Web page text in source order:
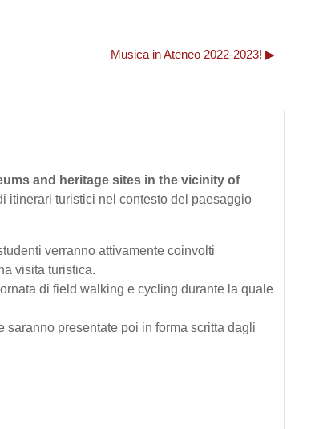
Musica in Ateneo 2022-2023! ▶︎
and heritage sites in the vicinity of
itinerari turistici nel contesto del paesaggio
verranno attivamente coinvolti
visita turistica.
di field walking e cycling durante la quale
saranno presentate poi in forma scritta dagli